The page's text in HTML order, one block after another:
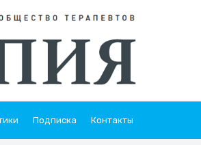
Подписка Контакты